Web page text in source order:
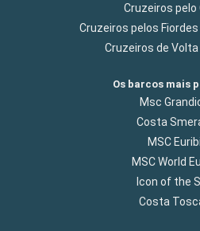
Cruzeiros pelo
Cruzeiros pelos
Cruzeiros de
Os barcos mais
Msc
Costa
MSC
MSC World
Icon of the
Costa